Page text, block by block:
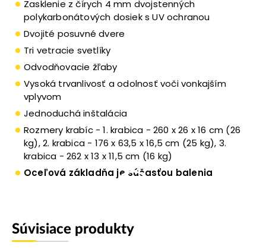
Zasklenie z čírych 4 mm dvojstenných
polykarbonátových dosiek s UV ochranou
Dvojité posuvné dvere
Tri vetracie svetlíky
Odvodňovacie žľaby
Vysoká trvanlivosť a odolnosť voči vonkajším
vplyvom
Jednoduchá inštalácia
Rozmery krabíc - 1. krabica - 260 x 26 x 16 cm (26
kg), 2. krabica - 176 x 63,5 x 16,5 cm (25 kg), 3.
krabica - 262 x 13 x 11,5 cm (16 kg)
Oceľová základňa je súčasťou balenia
Súvisiace produkty